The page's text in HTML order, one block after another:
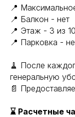
📍
📍 Балкон - нет
📍 Этаж - 3 из 10
📍 Парковка -
🧹 После
генеральную
📄
⌛ Расчетные